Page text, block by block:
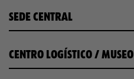
SEDE CENTRAL
CENTRO LOGÍSTICO / MUSEO